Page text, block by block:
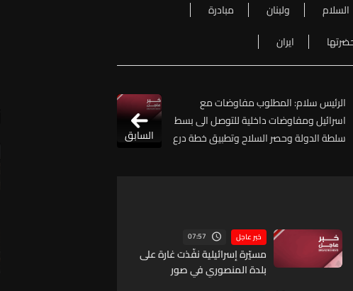
السلام ولبنان
مبادرة
ايران
الرئيس سلام: المطلوب مفاوضات مع
اسرائيل ومفاوضات داخلية للتوصل الى بسط
سلطة الدولة وحصر السلاح وتطبيق خطة درع
السابق
خبر عاجل 07:57
مسيّرة إسرائيلية نفّذت غارة على
بلدة المنصوري في صور